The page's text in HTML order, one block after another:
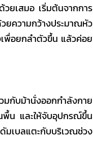
ยเสมอ เริ่มต้นจากการ
ความกว้างประมาณหัว
เพื่อยกลำตัวขึ้น แล้วค่อย
มกับม้านั่งออกกำลังกาย
พื้น และให้จับอุปกรณ์ขึ้น
เบลแตะกับบริเวณช่วง